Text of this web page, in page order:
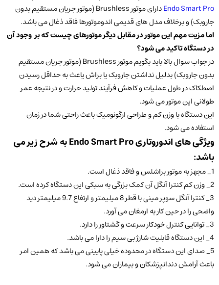
Endo Smart Pro
دارای موتور Brushless (موتور جریان مستقیم بدون
جاروبک) و برخلاف مدل های قدیمی اندوموتورها فاقد ذغال می باشد.
اما مزیت مهم این موتور در مقابل دیگر موتورهای چیست که بر وجود آن
در دستگاه تاکید می شود؟
در جواب سوال بالا باید بگویم موتور Brushless (موتور جریان مستقیم
بدون جاروبک) بدلیل نداشتن جاروبک یا براش یاعث به حداقل رسیدن
اصطکاک در طول عملیات و کاهش فرآیند تولید حرارت و در نتیجه عمر
طولانی این موتور می شود.
این دستگاه با وزن کم و طراحی ارگونومیک باعث راحتی شما در زمان
استفاده می شود.
ویژگی های اندوروتاری Endo Smart Pro به شرح زیر می
باشد:
1_ مجهز به موتور براشلس و فاقد ذغال است.
2_ وزن کم کنترا آنگل آن کمک بزرگی به سبکی این دستگاه کرده است.
3_ کنترا آنگل سوپر مینی با قطر 8 میلیمتر و ارتفاع 9.7 میلیمتر دید
واضحی را در حین کار به ارمغان می آورد.
3_ توانایی کنترل خودکار سرعت و گشتاور را دارد.
4_ این دستگاه قابلیت شارژ بی سیم را دارا می باشد.
5_ صدای این دستگاه در محدوده خیلی پایینی می باشد که همین امر
باعث آرامش دندانپزشکان و بیماران می شود.